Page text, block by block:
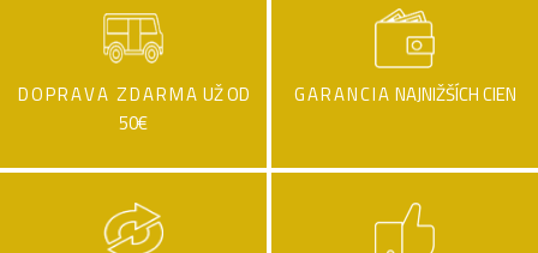
DOPRAVA ZDARMA UŽ OD
50€
GARANCIA NAJNIŽŠÍCH CIEN